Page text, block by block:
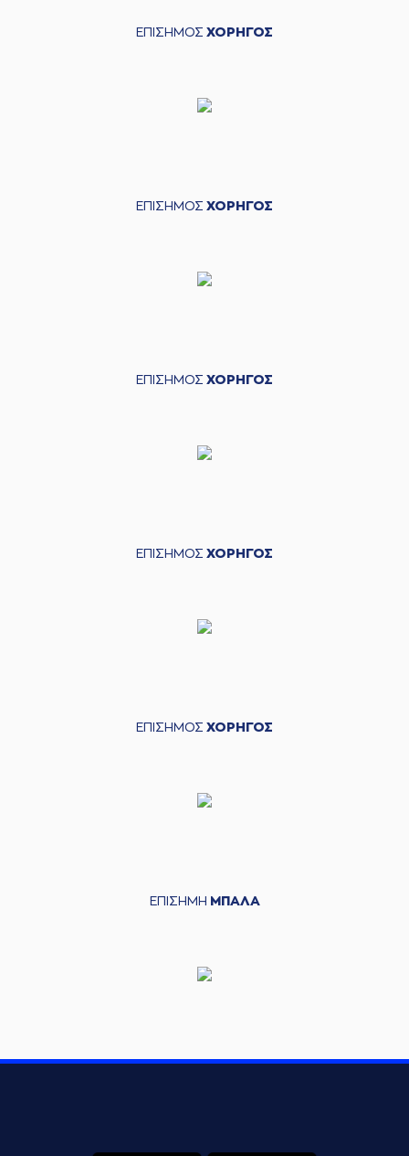
ΕΠΙΣΗΜΟΣ ΧΟΡΗΓΟΣ
ΕΠΙΣΗΜΟΣ ΧΟΡΗΓΟΣ
ΕΠΙΣΗΜΟΣ ΧΟΡΗΓΟΣ
ΕΠΙΣΗΜΟΣ ΧΟΡΗΓΟΣ
ΕΠΙΣΗΜΟΣ ΧΟΡΗΓΟΣ
ΕΠΙΣΗΜΗ ΜΠΑΛΑ